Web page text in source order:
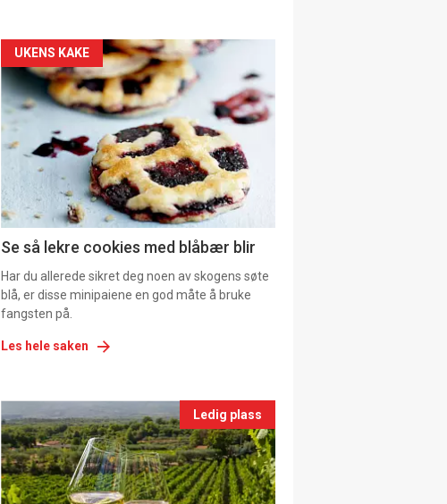
Artikler
detail
-
section
11
Ukens
vin
UKENS KAKE
Se så lekre cookies med blåbær blir
Har du allerede sikret deg noen av skogens søte
blå, er disse minipaiene en god måte å bruke
fangsten på.
Les hele saken
Events
single
Ledig plass